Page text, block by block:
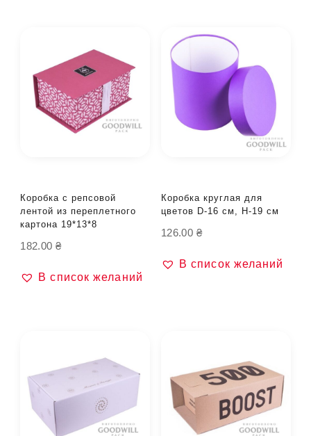
Коробка с репсовой
лентой из переплетного
картона 19*13*8
182.00 ₴
В список желаний
Коробка круглая для
цветов D-16 см, H-19 см
126.00 ₴
В список желаний